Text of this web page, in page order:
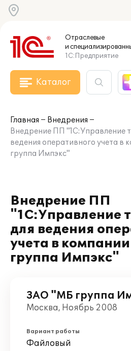
Отраслевые
и
1С:Предприятие
Каталог
Главная
Внедрения
Внедрение ПП "1С:Управление
ведения оперативного учета
группа Импэкс"
Внедрение ПП
"1С:Управление
для ведения
учета в
группа Импэкс"
ЗАО "МБ группа
Москва, Ноябрь 2008
Вариант работы
Файловый